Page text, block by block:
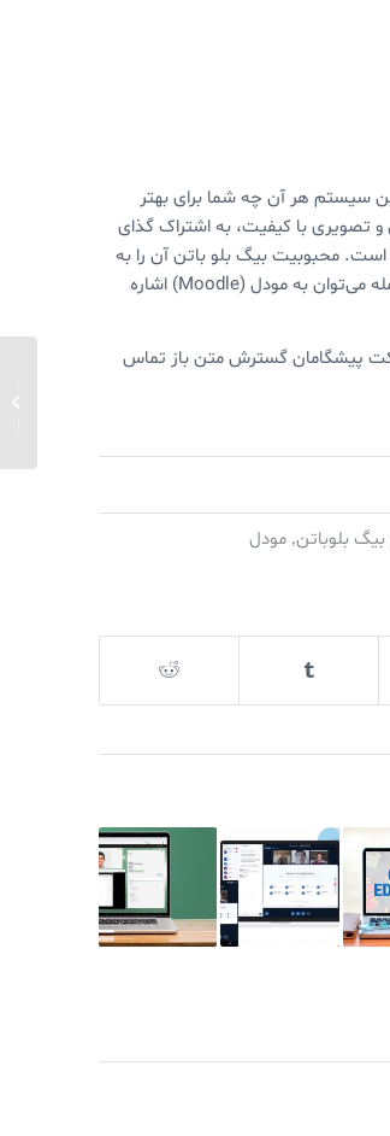
سیستم هر آن چه شما برای بهتر
و تصویری با کیفیت، به اشتراک گذای
محبوبیت بیگ بلو باتن آن را به
کلاس پیش فرض مجازی برای بسیاری از سیستم های مدیریت آموزش تبدیل کرده است که از جمله می‌توان به مودل (Moodle) اشاره
پیشگامان گسترش متن باز تماس
بیگ بلوباتن, مودل